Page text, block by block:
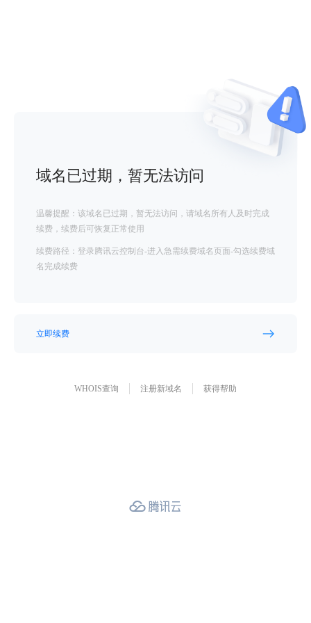
域名已过期，暂无法访问
温馨提醒：该域名已过期，暂无法访问，请域名所有人及时完成
续费，续费后可恢复正常使用
续费路径：登录腾讯云控制台-进入急需续费域名页面-勾选续费域
名完成续费
立即续费
WHOIS查询 注册新域名 获得帮助